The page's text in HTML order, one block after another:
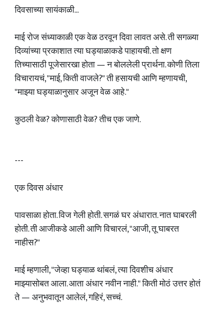
दिवसाच्या सायंकाळी...
माई रोज संध्याकाळी एक वेळ ठरवून दिवा लावत असे. ती सगळ्या
दिव्यांच्या प्रकाशात त्या घड्याळाकडे पाहायची. तो क्षण
तिच्यासाठी पूजेसारखा होता — न बोललेली प्रार्थना. कोणी तिला
विचारायचं, "माई, किती वाजले?" ती हसायची आणि म्हणायची,
"माझ्या घड्याळानुसार अजून वेळ आहे."
कुठली वेळ? कोणासाठी वेळ? तीच एक जाणे.
---
एक दिवस अंधार
पावसाळा होता. विज गेली होती. सगळं घर अंधारात. नात घाबरली
होती. ती आजीकडे आली आणि विचारलं, "आजी, तू घाबरत
नाहीस?"
माई म्हणाली, "जेव्हा घड्याळ थांबलं, त्या दिवशीच अंधार
माझ्यासोबत आला. आता अंधार नवीन नाही." किती मोठं उत्तर होतं
ते — अनुभवातून आलेलं, गहिरं, सच्चं.